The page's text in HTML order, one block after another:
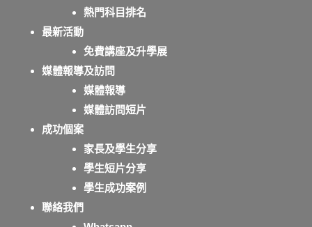
熱門科目排名
最新活動
免費講座及升學展
媒體報導及訪問
媒體報導
媒體訪問短片
成功個案
家長及學生分享
學生短片分享
學生成功案例
聯絡我們